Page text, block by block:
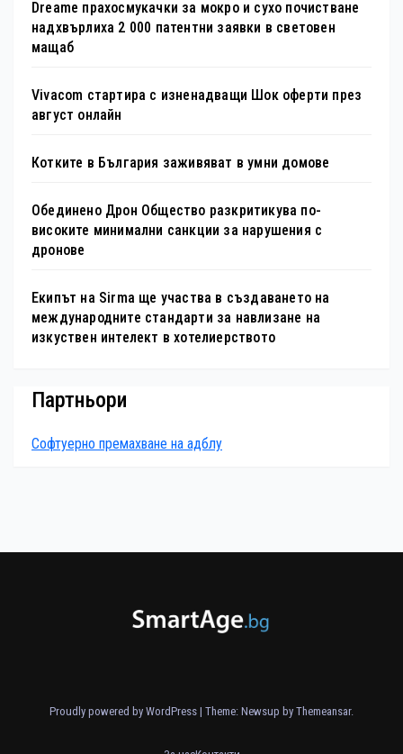
Dreame прахосмукачки за мокро и сухо почистване
надхвърлиха 2 000 патентни заявки в световен
мащаб
Vivacom стартира с изненадващи Шок оферти през
август онлайн
Котките в България заживяват в умни домове
Обединено Дрон Общество разкритикува по-
високите минимални санкции за нарушения с
дронове
Екипът на Sirma ще участва в създаването на
международните стандарти за навлизане на
изкуствен интелект в хотелиерството
Партньори
Софтуерно премахване на адблу
Proudly powered by WordPress | Theme: Newsup by Themeansar.